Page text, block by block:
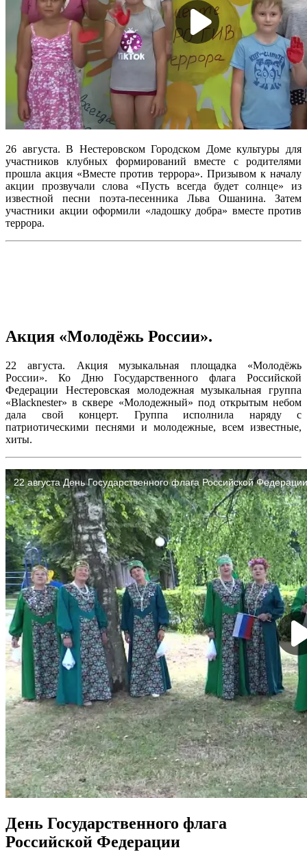
26 августа. В Нестеровском Городском Доме культуры для
участников клубных формирований вместе с родителями
прошла акция «Вместе против террора». Призывом к началу
акции прозвучали слова «Пусть всегда будет солнце» из
известной песни поэта-песенника Льва Ошанина. Затем
участники акции оформили «ладошку добра» вместе против
террора.
Акция «Молодёжь России».
22 августа. Акция музыкальная площадка «Молодёжь
России». Ко Дню Государственного флага Российской
Федерации Нестеровская молодежная музыкальная группа
«Blacknester» в сквере «Молодежный» под открытым небом
дала свой концерт. Группа исполнила наряду с
патриотическими песнями и молодежные, всем известные,
хиты.
День Государственного флага
Российской Федерации